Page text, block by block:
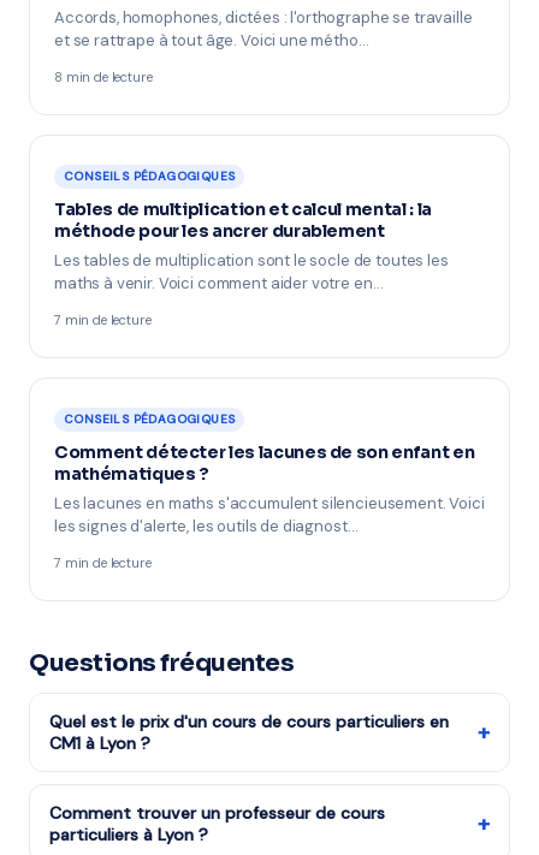
Accords, homophones, dictées : l'orthographe se travaille
et se rattrape à tout âge. Voici une métho…
8 min de lecture
CONSEILS PÉDAGOGIQUES
Tables de multiplication et calcul mental : la
méthode pour les ancrer durablement
Les tables de multiplication sont le socle de toutes les
maths à venir. Voici comment aider votre en…
7 min de lecture
CONSEILS PÉDAGOGIQUES
Comment détecter les lacunes de son enfant en
mathématiques ?
Les lacunes en maths s'accumulent silencieusement. Voici
les signes d'alerte, les outils de diagnost…
7 min de lecture
Questions fréquentes
Quel est le prix d'un cours de cours particuliers en
CM1 à Lyon ?
+
Les cours de cours particuliers niveau CM1 reviennent à
partir de 16,00€/h après réduction d'impôts (soit
32€/h avant déduction). La mise en relation via mon-
Comment trouver un professeur de cours
particuliers à Lyon ?
+